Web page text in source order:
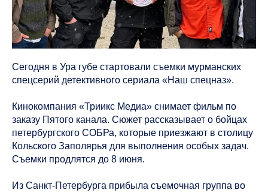
Сегодня в Ура губе стартовали съемки мурманских
спецсерий детективного сериала «Наш спецназ».
Кинокомпания «Триикс Медиа» снимает фильм по
заказу Пятого канала. Сюжет рассказывает о бойцах
петербургского СОБРа, которые приезжают в столицу
Кольского Заполярья для выполнения особых задач.
Съемки продлятся до 8 июня.
Из Санкт-Петербурга прибыла съемочная группа во